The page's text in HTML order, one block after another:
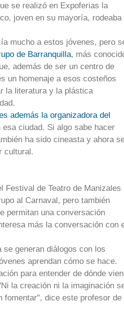
se realizó en Expoferias la
joven en su mayoría, rodeaba
mucho a estos jóvenes, pero
de Barranquilla, más
además de ser un centro de
un homenaje a esos costeños
la literatura y la plástica
además la organizadora del
esa ciudad. Si algo sabe hacer
ha sido cineasta y ahora
cultural.
Festival de Teatro de Manizales
al Carnaval, pero también
permitan una conversación
más la conversación con
se generan diálogos con los
aprendan cómo se hace.
para entender de dónde
la creación ni la imaginación
fomentar", dice este profesor de